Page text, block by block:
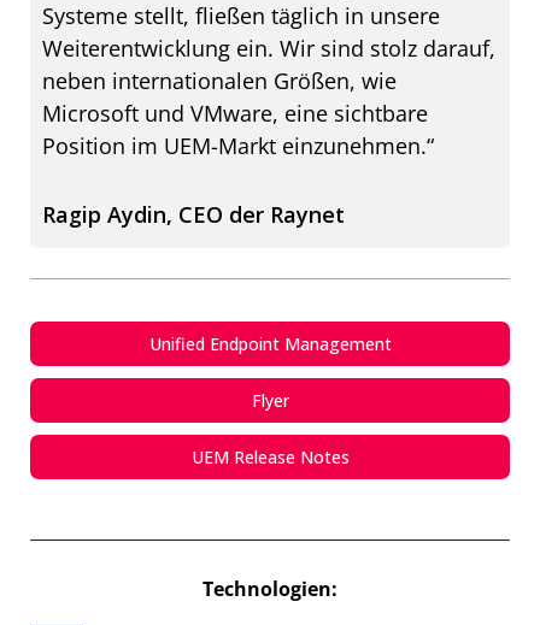
Systeme stellt, fließen täglich in unsere
Weiterentwicklung ein. Wir sind stolz darauf,
neben internationalen Größen, wie
Microsoft und VMware, eine sichtbare
Position im UEM-Markt einzunehmen.“
Ragip Aydin, CEO der Raynet
Unified Endpoint Management
Flyer
UEM Release Notes
Technologien: